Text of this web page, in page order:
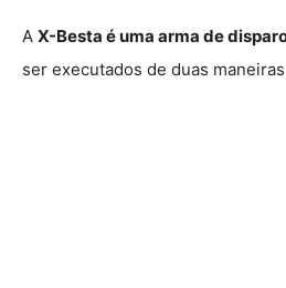
A X-Besta é uma arma de
ser executados de duas